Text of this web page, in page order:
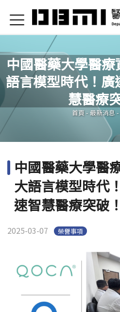
首頁
Open submenu (高中專
高中專區
最新消息
Open submenu (學系簡
學系簡介
Open submenu (本系成
本系成員
Open submenu (課程資
Open submenu (重要連
重要連結
En(link is external)
Jump to
Jump to Main
中國醫藥大學醫
語言模型時代！
慧醫療
您在
首頁-最新消息-
中國醫藥大學醫
大語言模型時代
速智慧醫療突破！
2025-03-07 榮譽事項